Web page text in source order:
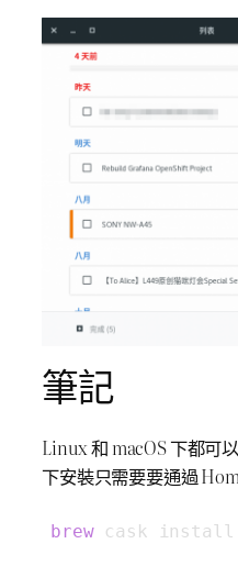
筆記
Linux 和 macOS 下都可
下安裝只需要要通過
brew cask install